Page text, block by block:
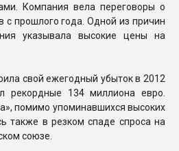
Компания вела переговоры о
с прошлого года. Одной из причин
указывала высокие цены на
свой ежегодный убыток в 2012
рекордные 134 миллиона евро.
помимо упоминавшихся высоких
также в резком спаде спроса на
союзе.